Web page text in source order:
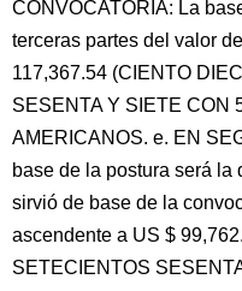
CONVOCATORIA: La
terceras partes del valor
117,367.54 (CIENTO
SESENTA Y SIETE CON
AMERICANOS. e. EN
base de la postura será
sirvió de base de la
ascendente a US $
SETECIENTOS